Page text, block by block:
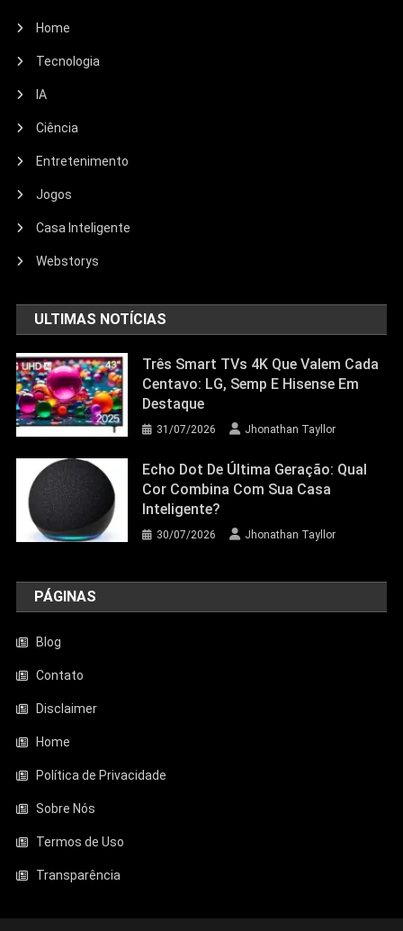
Echo Dot: Guia Completo Para
Escolher O Smart Speaker Ideal Na
Nova Oferta Da Amazon
Aquecedor Mondial A-08 Reduz O Frio
De Ambientes Pequenos; Veja Análise
Completa
Home
Tecnologia
IA
Ciência
Entretenimento
Jogos
Casa Inteligente
Webstorys
ULTIMAS NOTÍCIAS
Três Smart TVs 4K Que Valem Cada
Centavo: LG, Semp E Hisense Em
Destaque
31/07/2026 Jhonathan Tayllor
Echo Dot De Última Geração: Qual
Cor Combina Com Sua Casa
Inteligente?
30/07/2026 Jhonathan Tayllor
PÁGINAS
Blog
Contato
Disclaimer
Home
Política de Privacidade
Sobre Nós
Termos de Uso
Transparência